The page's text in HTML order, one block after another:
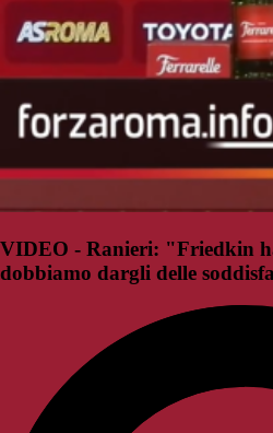
VIDEO - Ranieri: "Friedkin
dobbiamo dargli delle